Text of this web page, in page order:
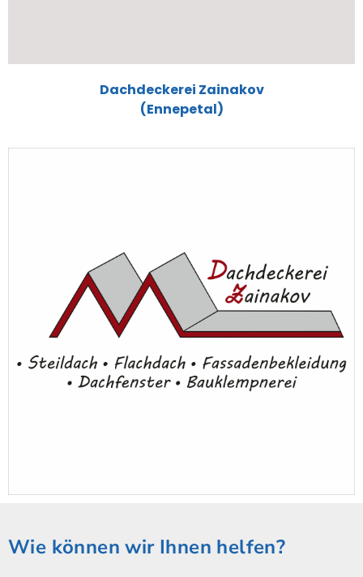
Dachdeckerei Zainakov
(Ennepetal)
Wie können wir Ihnen helfen?